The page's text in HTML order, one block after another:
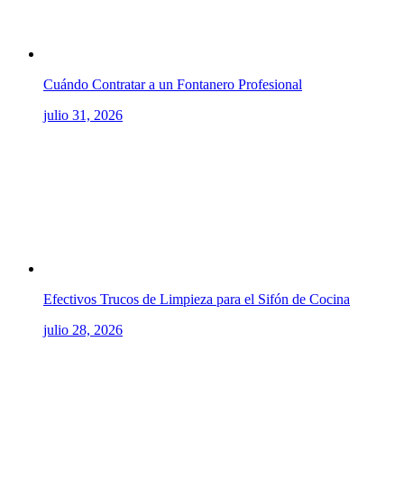
Cuándo Contratar a un Fontanero Profesional
julio 31, 2026
Efectivos Trucos de Limpieza para el Sifón de Cocina
julio 28, 2026